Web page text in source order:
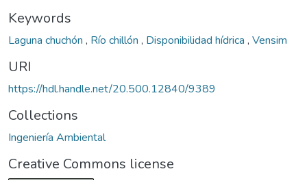
Keywords
Laguna chuchón , Río chillón , Disponibilidad hídrica , Vensim
URI
https://hdl.handle.net/20.500.12840/9389
Collections
Ingeniería Ambiental
Creative Commons license